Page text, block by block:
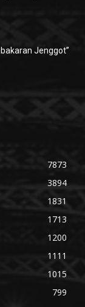
Jenggot”
7873
3894
1831
1713
1200
1111
1015
799